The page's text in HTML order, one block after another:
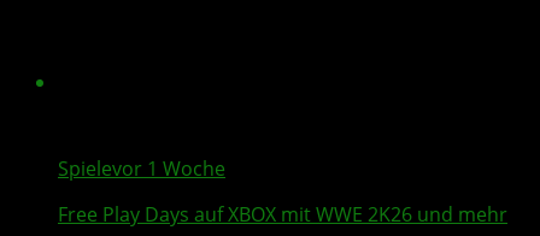
Spielevor 1 Woche
Free Play Days auf XBOX mitWWE 2K26 und mehr